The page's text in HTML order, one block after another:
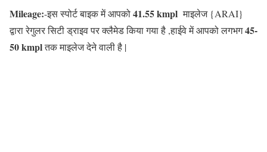
Mileage:-इस स्पोर्ट बाइक में आपको41.55 kmpl माइलेज {ARAI}
द्वारा रेगुलर सिटी ड्राइव पर क्लैमेड किया गया है ,हाईवे में आपको लगभग45-
50 kmplतक माइलेज देने वाली है |